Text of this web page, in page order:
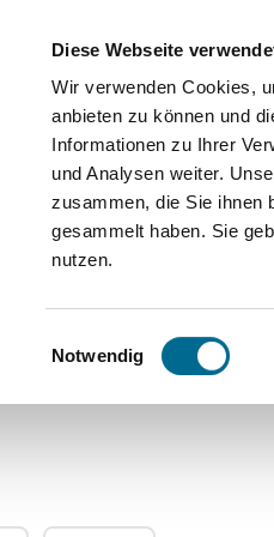
Diese Webseite
Wir verwenden Cookies,
anbieten zu können und
Informationen zu Ihrer
und Analysen weiter.
zusammen, die Sie ihnen
gesammelt haben. Sie
nutzen.
Einwilligungsauswahl
Notwendig
und Ersatzteile Lackstifte
–
für ein perfektes